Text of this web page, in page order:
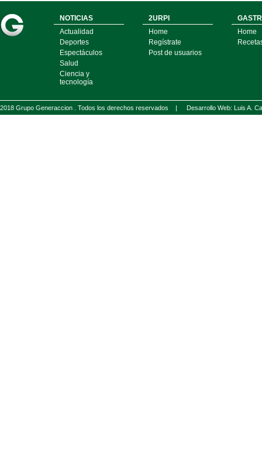
NOTICIAS
Actualidad
Deportes
Espectáculos
Salud
Ciencia y
tecnología
2URPI
Home
Regístrate
Post de usuarios
Home
2018 Grupo Generaccion . Todos los derechos reservados | Desarrollo Web: Luis